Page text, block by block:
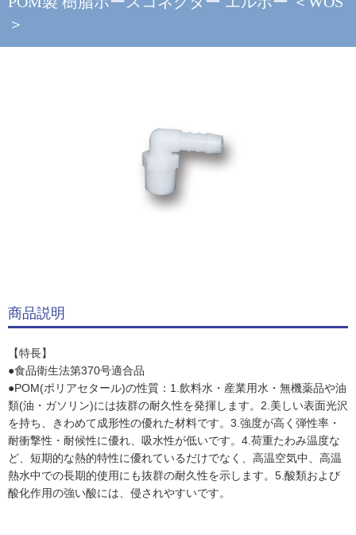
＞
商品説明
【特長】
●食品衛生法第370号適合品
●POM(ポリアセタール)の性質：1.飲料水・産業用水・無機薬品や油
類(油・ガソリン)には抜群の耐久性を発揮します。2.美しい表面光沢
を持ち、きわめて成形性の優れた材料です。3.強度が高く弾性率・
耐衝撃性・耐候性に優れ、吸水性が低いです。4.荷重たわみ温度な
ど、短期的な熱的特性に優れているだけでなく、高温空気中、高温
熱水中での長期的使用にも抜群の耐久性を示します。5.酸類および
酸化作用の強い酸には、侵されやすいです。